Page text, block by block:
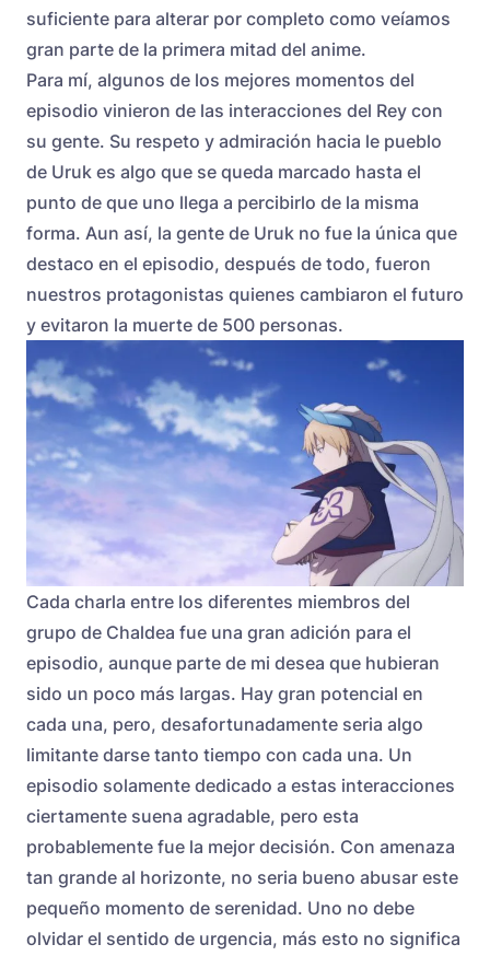
suficiente para alterar por completo como veíamos
gran parte de la primera mitad del anime.
Para mí, algunos de los mejores momentos del
episodio vinieron de las interacciones del Rey con
su gente. Su respeto y admiración hacia le pueblo
de Uruk es algo que se queda marcado hasta el
punto de que uno llega a percibirlo de la misma
forma. Aun así, la gente de Uruk no fue la única que
destaco en el episodio, después de todo, fueron
nuestros protagonistas quienes cambiaron el futuro
y evitaron la muerte de 500 personas.
Cada charla entre los diferentes miembros del
grupo de Chaldea fue una gran adición para el
episodio, aunque parte de mi desea que hubieran
sido un poco más largas. Hay gran potencial en
cada una, pero, desafortunadamente seria algo
limitante darse tanto tiempo con cada una. Un
episodio solamente dedicado a estas interacciones
ciertamente suena agradable, pero esta
probablemente fue la mejor decisión. Con amenaza
tan grande al horizonte, no seria bueno abusar este
pequeño momento de serenidad. Uno no debe
olvidar el sentido de urgencia, más esto no significa